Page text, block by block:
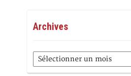
Archives
Archives